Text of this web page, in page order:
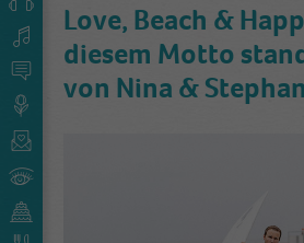
Love, Beach &
diesem Motto
von Nina & Stephan